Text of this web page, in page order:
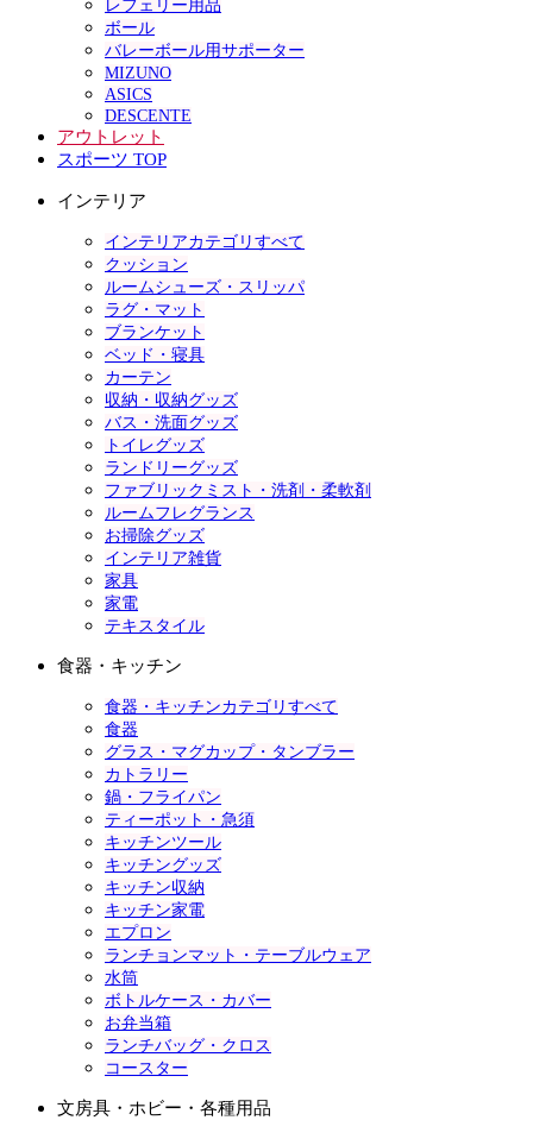
レフェリー用品
ボール
バレーボール用サポーター
MIZUNO
ASICS
DESCENTE
アウトレット
スポーツ TOP
インテリア
インテリアカテゴリすべて
クッション
ルームシューズ・スリッパ
ラグ・マット
ブランケット
ベッド・寝具
カーテン
収納・収納グッズ
バス・洗面グッズ
トイレグッズ
ランドリーグッズ
ファブリックミスト・洗剤・柔軟剤
ルームフレグランス
お掃除グッズ
インテリア雑貨
家具
家電
テキスタイル
食器・キッチン
食器・キッチンカテゴリすべて
食器
グラス・マグカップ・タンブラー
カトラリー
鍋・フライパン
ティーポット・急須
キッチンツール
キッチングッズ
キッチン収納
キッチン家電
エプロン
ランチョンマット・テーブルウェア
水筒
ボトルケース・カバー
お弁当箱
ランチバッグ・クロス
コースター
文房具・ホビー・各種用品